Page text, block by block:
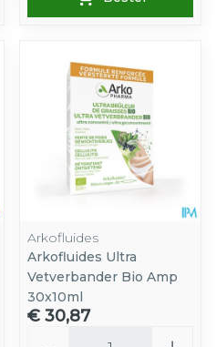
Arkofluides
Arkofluides Ultra
Vetverbander Bio Amp
30x10ml
€ 30,87